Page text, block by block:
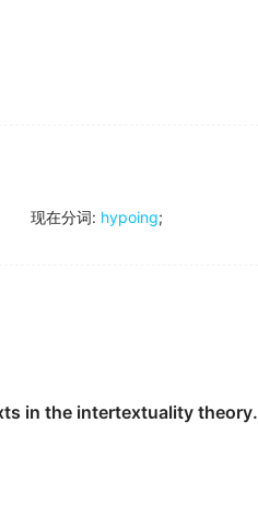
现在分词: hypoing;
in the intertextuality theory.